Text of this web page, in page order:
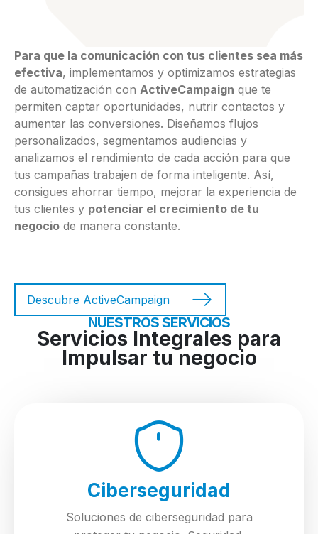
Para que la comunicación con tus clientes sea más
efectiva, implementamos y optimizamos estrategias
de automatización con ActiveCampaign que te
permiten captar oportunidades, nutrir contactos y
aumentar las conversiones. Diseñamos flujos
personalizados, segmentamos audiencias y
analizamos el rendimiento de cada acción para que
tus campañas trabajen de forma inteligente. Así,
consigues ahorrar tiempo, mejorar la experiencia de
tus clientes y potenciar el crecimiento de tu
negocio de manera constante.
Descubre ActiveCampaign
NUESTROS SERVICIOS
Servicios Integrales para
Impulsar tu negocio
Ciberseguridad
Soluciones de ciberseguridad para